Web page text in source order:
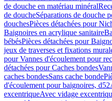
de douche en matériau minéral
de doucheSéparations de douche
douchesPièces détachées pour
Baignoires en acrylique sanitaire
bébésPièces détachées pour
jeux de traverses et fixations
pour Vannes d'écoulement pour
détachées pour Caches bondes
caches bondesSans cache bonde
d'écoulement pour baignoires, d52
excentriqueAvec vidage